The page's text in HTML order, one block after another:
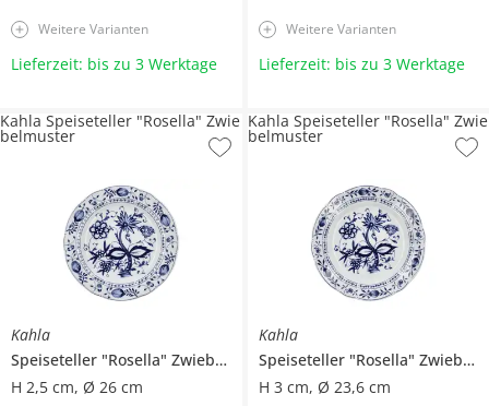
Weitere Varianten
Lieferzeit: bis zu 3 Werktage
Weitere Varianten
Lieferzeit: bis zu 3 Werktage
Kahla
Speiseteller "Rosella" Zwiebelmuster
H 2,5 cm, Ø 26 cm
Kahla Speiseteller "Rosella" Zwie
belmuster
Kahla
Speiseteller "Rosella" Zwiebelmuster
H 3 cm, Ø 23,6 cm
Kahla Speiseteller "Rosella" Zwie
belmuster